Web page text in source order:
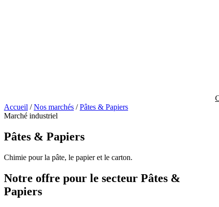
Accueil / Nos marchés / Pâtes & Papiers
Marché industriel
Pâtes & Papiers
Chimie pour la pâte, le papier et le carton.
Notre offre pour le secteur Pâtes &
Papiers